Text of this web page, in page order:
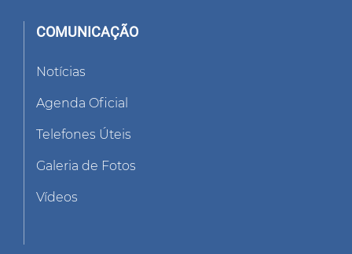
COMUNICAÇÃO
Notícias
Agenda Oficial
Telefones Úteis
Galeria de Fotos
Vídeos